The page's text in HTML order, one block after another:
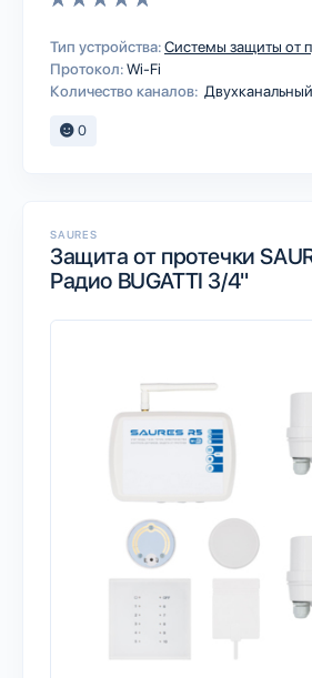
Тип устройства:Системы защиты от
Протокол:Wi-Fi
Количество каналов: Двухканальный
0
SAURES
Защита от протечки
Радио BUGATTI 3/4"